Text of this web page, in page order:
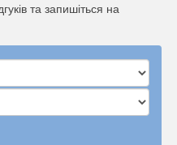
та запишіться на